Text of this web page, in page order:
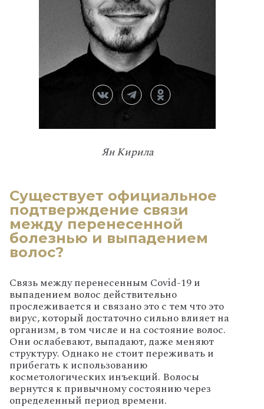
Ян Кирила
Существует официальное
подтверждение связи
между перенесенной
болезнью и выпадением
волос?
Связь между перенесенным Covid-19 и
выпадением волос действительно
прослеживается и связано это с тем что это
вирус, который достаточно сильно влияет на
организм, в том числе и на состояние волос.
Они ослабевают, выпадают, даже меняют
структуру. Однако не стоит переживать и
прибегать к использованию
косметологических инъекций. Волосы
вернутся к привычному состоянию через
определенный период времени.